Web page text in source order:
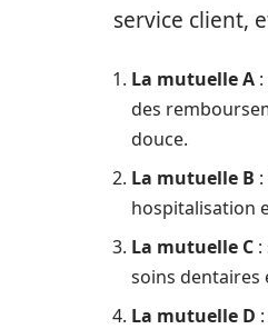
service client,
La mutuelle A
des
douce.
La mutuelle B
hospitalisation
La mutuelle C
soins dentaires
La mutuelle D